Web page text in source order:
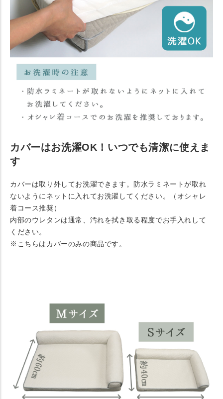
カバーはお洗濯OK！いつでも清潔に使えま
す
カバーは取り外してお洗濯できます。防水ラミネートが取れ
ないようにネットに入れてお洗濯してください。（オシャレ
着コース推奨）
内部のウレタンは通常、汚れを拭き取る程度でお手入れして
ください。
※こちらはカバーのみの商品です。